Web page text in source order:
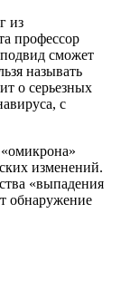
из
профессор
сможет
называть
о серьезных
с
изменений.
«выпадения
обнаружение